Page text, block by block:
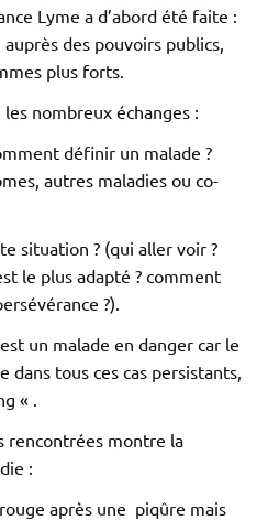
Lyme a d’abord été faite :
des pouvoirs publics,
plus forts.
nombreux échanges :
définir un malade ?
autres maladies ou co-
situation ? (qui aller voir ?
le plus adapté ? comment
?).
un malade en danger car le
tous ces cas persistants,
« .
rencontrées montre la
:
rouge après une piqûre mais